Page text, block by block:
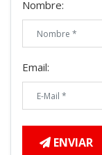
Nombre:
Email:
ENVIAR